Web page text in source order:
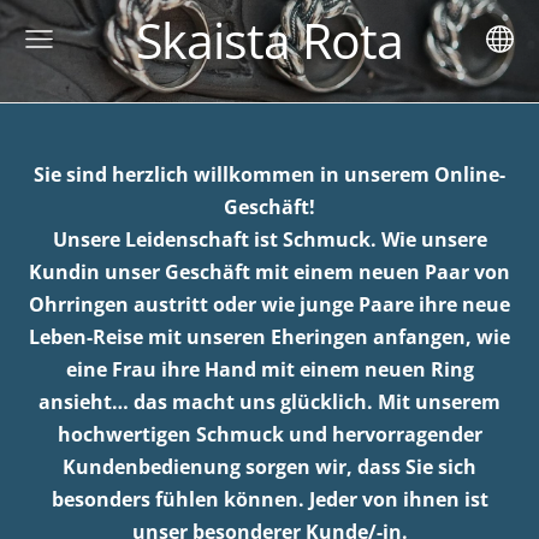
Skaista Rota
Sie sind herzlich willkommen in unserem Online-
Geschäft!
Unsere Leidenschaft ist Schmuck. Wie unsere
Kundin unser Geschäft mit einem neuen Paar von
Ohrringen austritt oder wie junge Paare ihre neue
Leben-Reise mit unseren Eheringen anfangen, wie
eine Frau ihre Hand mit einem neuen Ring
ansieht… das macht uns glücklich. Mit unserem
hochwertigen Schmuck und hervorragender
Kundenbedienung sorgen wir, dass Sie sich
besonders fühlen können. Jeder von ihnen ist
unser besonderer Kunde/-in.